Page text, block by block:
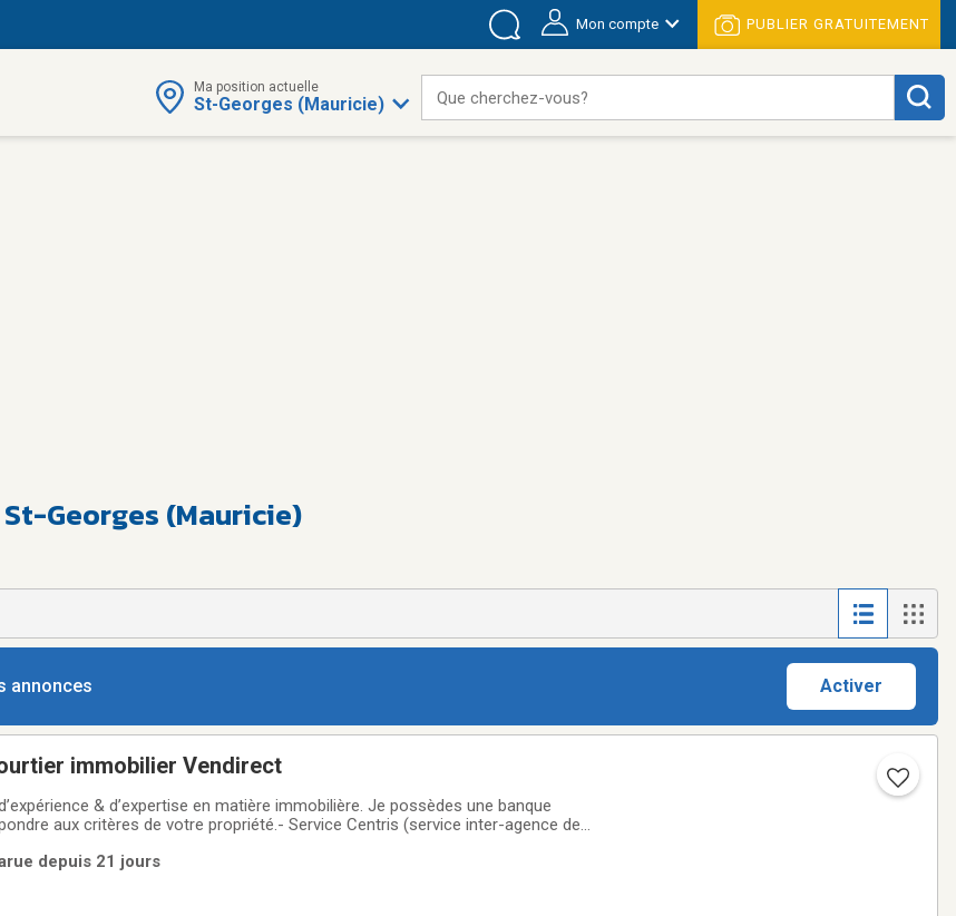
Mon compte PUBLIER GRATUITEMENT
Ma position actuelle
St-Georges (Mauricie) Que cherchez-vous?
Georges (Mauricie)
annonces Activer
immobilier Vendirect
& d’expertise en matière immobilière. Je possèdes une banque
aux critères de votre propriété.- Service Centris (service inter-agence de
depuis 21 jours